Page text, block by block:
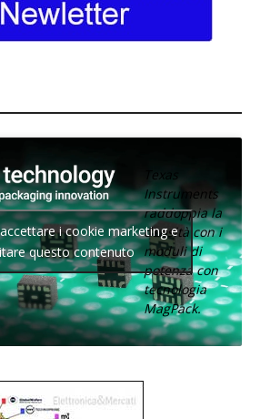
Texas
Instruments
raddoppia la
densità con i
moduli di
potenza con
tecnologia
MagPack.
i cookie marketing e
questo contenuto